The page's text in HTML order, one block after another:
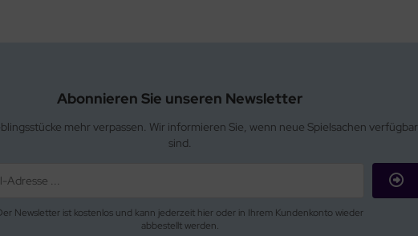
Abonnieren Sie unseren Newsletter
mehr verpassen. Wir informieren Sie, wenn neue Spielsachen verfügbar
sind.
Newsletter ist kostenlos und kann jederzeit hier oder in Ihrem Kundenkonto wieder
abbestellt werden.